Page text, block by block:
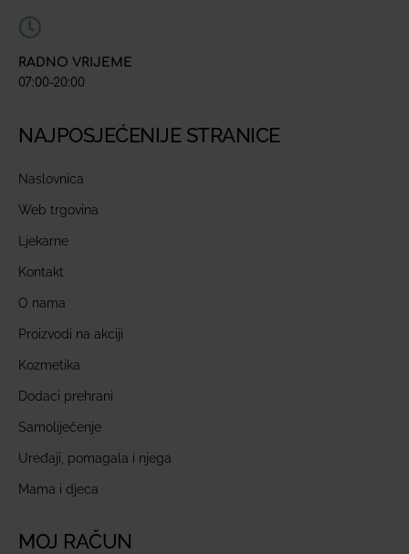
RADNO VRIJEME
07:00-20:00
NAJPOSJEĆENIJE STRANICE
Naslovnica
Web trgovina
Ljekarne
Kontakt
O nama
Proizvodi na akciji
Kozmetika
Dodaci prehrani
Samoliječenje
Uređaji, pomagala i njega
Mama i djeca
MOJ RAČUN